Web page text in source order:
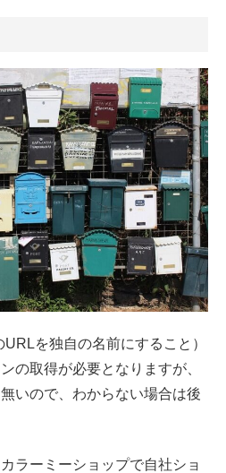
を独自の名前にすること）
の取得が必要となりますが、
いので、わからない場合は後
ラーミーショップで自社ショ